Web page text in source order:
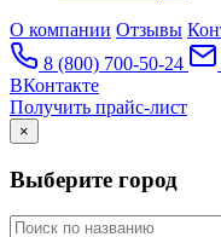
О компании Отзывы
8 (800) 700-50-24
ВКонтакте
Получить прайс-лист
×
Выберите город